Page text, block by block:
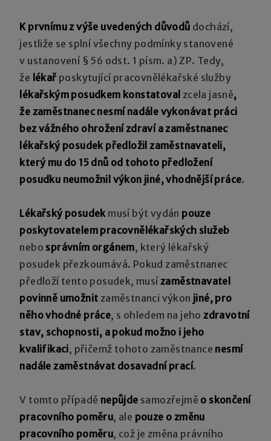
K prvnímu z výše uvedených důvodů dochází,
jestliže se splní všechny podmínky stanovené
v ustanovení § 56 odst. 1 písm. a) ZP. Tedy,
že lékař poskytující pracovnělékařské služby
lékařským posudkem konstatoval zcela jasně,
že zaměstnanec nesmí nadále vykonávat práci
bez vážného ohrožení zdraví a zaměstnanec
lékařský posudek předložil zaměstnavateli,
který mu do 15 dnů od tohoto předložení
posudku neumožnil výkon jiné, vhodnější práce.
Lékařský posudekmusí být vydán pouze
poskytovatelem pracovnělékařských služeb
nebo správním orgánem, který lékařský
posudek přezkoumává. Pokud zaměstnanec
předloží tento posudek, musízaměstnavatel
povinně umožnit zaměstnanci výkon jiné, pro
něho vhodné práce, s ohledem na jehozdravotní
stav, schopnosti, a pokud možno i jeho
kvalifikaci, přičemž tohoto zaměstnance nesmí
nadále zaměstnávat dosavadní prací.
V tomto případě nepůjde samozřejmě o skončení
pracovního poměru, ale pouze o změnu
pracovního poměru, což je změna právního